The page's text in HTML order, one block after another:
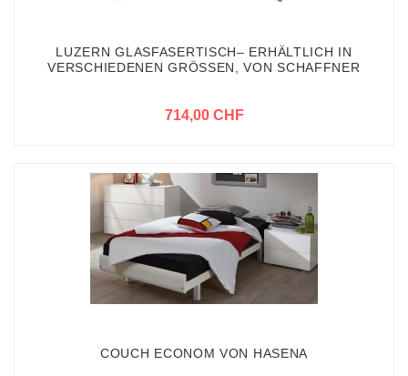
LUZERN GLASFASERTISCH– ERHÄLTLICH IN
VERSCHIEDENEN GRÖSSEN, VON SCHAFFNER
714,00 CHF
COUCH ECONOM VON HASENA